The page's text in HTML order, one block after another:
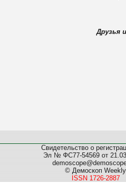
Друзья
Свидетельство о
Эл № ФС77-54569 от
© Демоскоп Weekly
ISSN 1726-2887